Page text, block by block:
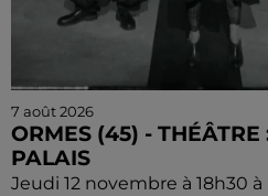
7 août 2026
ORMES (45) -
PALAIS
Jeudi 12 novembre à 18h30